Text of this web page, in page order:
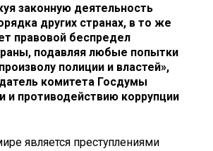
законную деятельность
других странах, в то же
правовой беспредел
подавляя любые попытки
полиции и властей»,
комитета Госдумы
и противодействию коррупции
является преступлениями